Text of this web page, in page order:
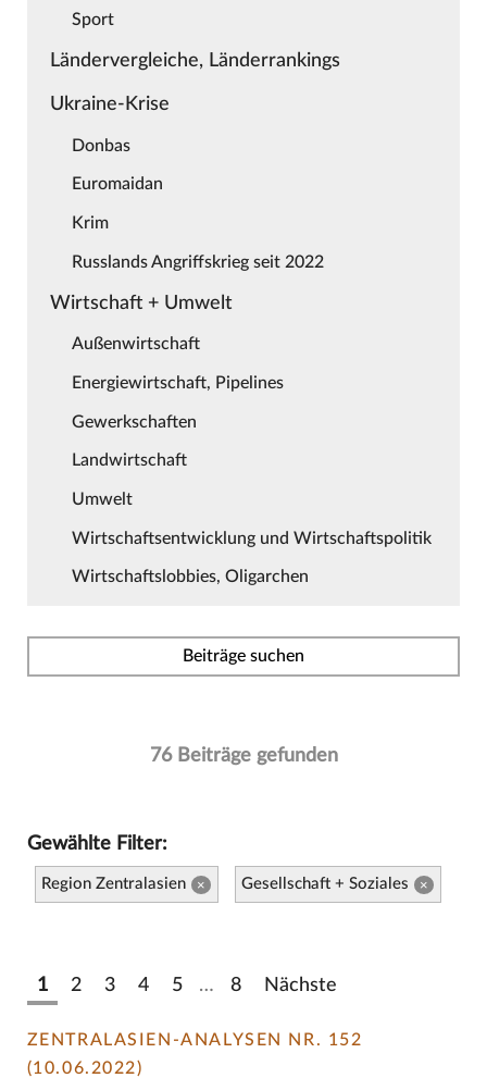
Sport
Ländervergleiche, Länderrankings
Ukraine-Krise
Donbas
Euromaidan
Krim
Russlands Angriffskrieg seit 2022
Wirtschaft + Umwelt
Außenwirtschaft
Energiewirtschaft, Pipelines
Gewerkschaften
Landwirtschaft
Umwelt
Wirtschaftsentwicklung und Wirtschaftspolitik
Wirtschaftslobbies, Oligarchen
Beiträge suchen
76 Beiträge gefunden
Gewählte Filter:
Region Zentralasien × Gesellschaft + Soziales ×
1 2 3 4 5 … 8 Nächste
ZENTRALASIEN-ANALYSEN NR. 152
(10.06.2022)